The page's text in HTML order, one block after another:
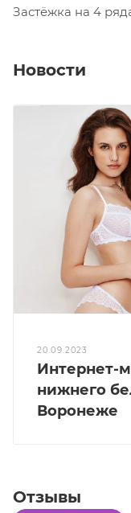
Застёжка на 4
Новости
20.09.2023
Интернет-
нижнего
Воронеже
Отзывы